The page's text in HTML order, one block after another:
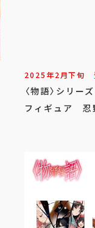
2025年2月下旬
〈物語〉シリ
フィギュア 忍